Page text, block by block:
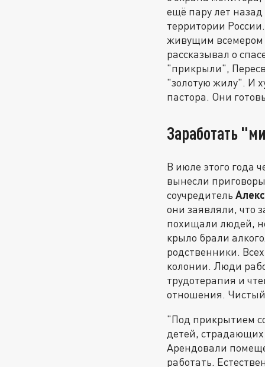
ещё пару лет
территории
живущим всемером
рассказывал о
"прикрыли",
"золотую жилу". И
пастора. Они
Заработать
В июле этого года
вынесли
соучредитель
они заявляли, что
похищали людей,
крыло брали
родственники.
колонии. Люди
трудотерапия и
отношения.
"Под прикрытием
детей,
Арендовали
работать.